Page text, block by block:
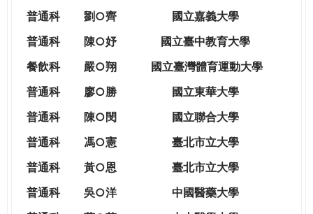
WAGOR
TODAY
WORLD
TOMORROW
普通科
劉○齊
國立嘉義大學
普通科
陳○妤
國立臺中教育大學
餐飲科
嚴○翔 國立臺灣體育運動大學
普通科
廖○勝
國立東華大學
普通科
陳○閔
國立聯合大學
普通科
馮○憲
臺北市立大學
普通科
黃○恩
臺北市立大學
普通科 吳○洋
中國醫藥大學